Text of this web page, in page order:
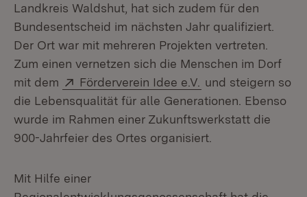
Landkreis Waldshut, hat sich zudem für den
Bundesentscheid im nächsten Jahr qualifiziert.
Der Ort war mit mehreren Projekten vertreten.
Zum einen vernetzen sich die Menschen im Dorf
mit dem
Extern:
Förderverein Idee e.V. (Öffnet in neuem
und steigern so
die Lebensqualität für alle Generationen. Ebenso
wurde im Rahmen einer Zukunftswerkstatt die
900-Jahrfeier des Ortes organisiert.
Mit Hilfe einer